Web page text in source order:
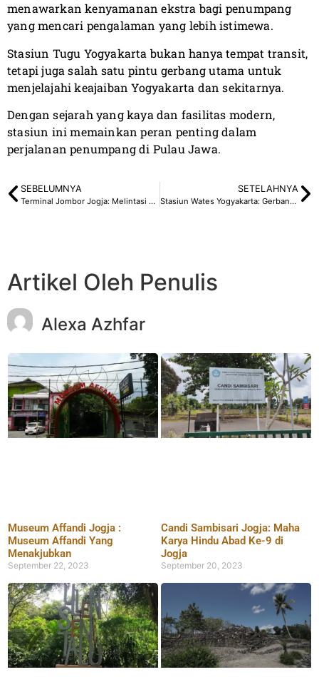
menawarkan kenyamanan ekstra bagi penumpang
yang mencari pengalaman yang lebih istimewa.
Stasiun Tugu Yogyakarta bukan hanya tempat transit,
tetapi juga salah satu pintu gerbang utama untuk
menjelajahi keajaiban Yogyakarta dan sekitarnya.
Dengan sejarah yang kaya dan fasilitas modern,
stasiun ini memainkan peran penting dalam
perjalanan penumpang di Pulau Jawa.
SEBELUMNYA
Terminal Jombor Jogja: Melintasi Batas Kota Jogja
SETELAHNYA
Stasiun Wates Yogyakarta: Gerbang Keindahan Kulon Progo
Artikel Oleh Penulis
Alexa Azhfar
Museum Affandi Jogja :
Museum Affandi Yang
Menakjubkan
September 22, 2023
Candi Sambisari Jogja: Maha
Karya Hindu Abad Ke-9 di
Jogja
September 20, 2023